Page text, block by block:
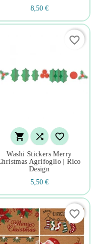
8,50 €
  
Washi Stickers Merry
Agrifoglio | Rico
Design
5,50 €
favorite_border
favorite_border